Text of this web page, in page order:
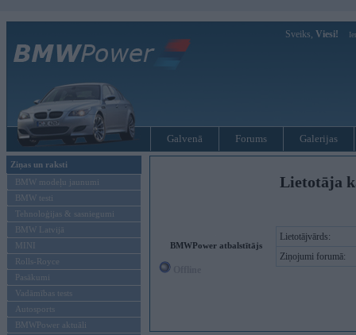
Sveiks, Viesi!
Galvenā Forums Galerijas
Ziņas un raksti
BMW modeļu jaunumi
BMW testi
Tehnoloģijas & sasniegumi
BMW Latvijā
MINI
Rolls-Royce
Pasākumi
Vadāmības tests
Autosports
BMWPower aktuāli
Lietotāja
BMWPower atbalstītājs
Lietotājvārds:
Ziņojumi forumā: